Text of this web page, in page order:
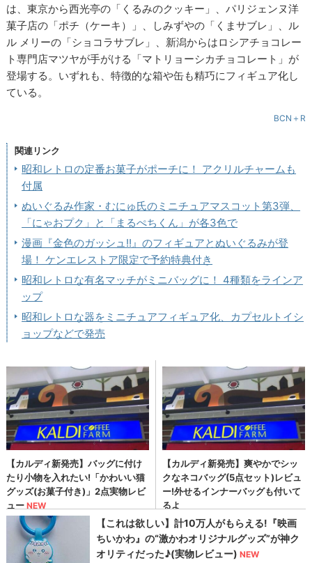
は、東京から西光亭の「くるみのクッキー」、パリジェンヌ洋
菓子店の「ポチ（ケーキ）」、しみずやの「くまサブレ」、ル
ル メリーの「ショコラサブレ」、新潟からはロシアチョコレー
ト専門店マツヤが手がける「マトリョーシカチョコレート」が
登場する。いずれも、特徴的な箱や缶も精巧にフィギュア化し
ている。
BCN＋R
関連リンク
昭和レトロの定番お菓子がポーチに！ アクリルチャームも
付属
ぬいぐるみ作家・むにゅ氏のミニチュアマスコット第3弾、
「にゃおプク」と「まるぺちくん」が各3色で
漫画『金色のガッシュ!!』のフィギュアとぬいぐるみが登
場！ ケンエレストア限定で予約特典付き
昭和レトロな有名マッチがミニバッグに！ 4種類をラインア
ップ
昭和レトロな器をミニチュアフィギュア化、カプセルトイシ
ョップなどで発売